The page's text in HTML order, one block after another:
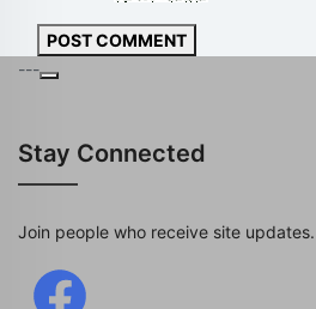
POST COMMENT
---
Stay Connected
Join people who receive site updates.